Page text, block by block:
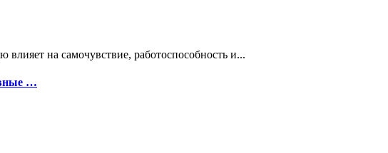
на самочувствие, работоспособность и...
…